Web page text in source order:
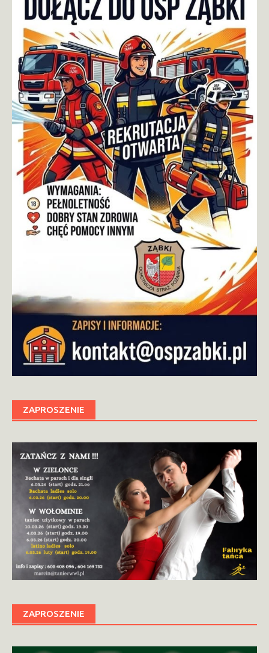
ZAPROSZENIE
ZAPROSZENIE